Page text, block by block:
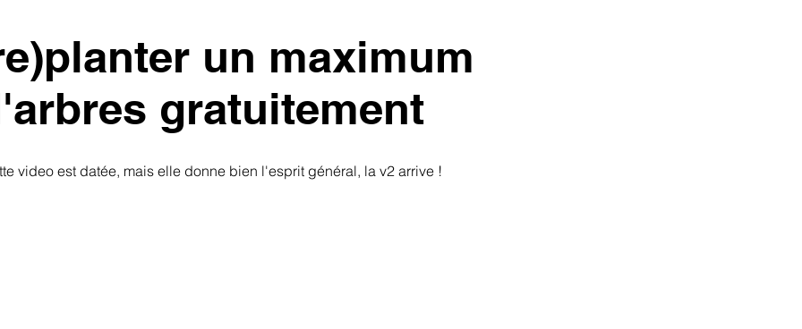
un maximum
gratuitement
video est datée, mais elle donne bien l'esprit général, la v2 arrive !